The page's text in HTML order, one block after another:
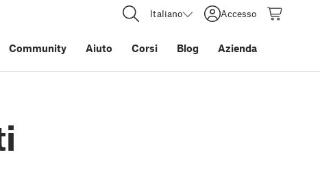
Italiano Accesso
Community Aiuto Corsi Blog Azienda